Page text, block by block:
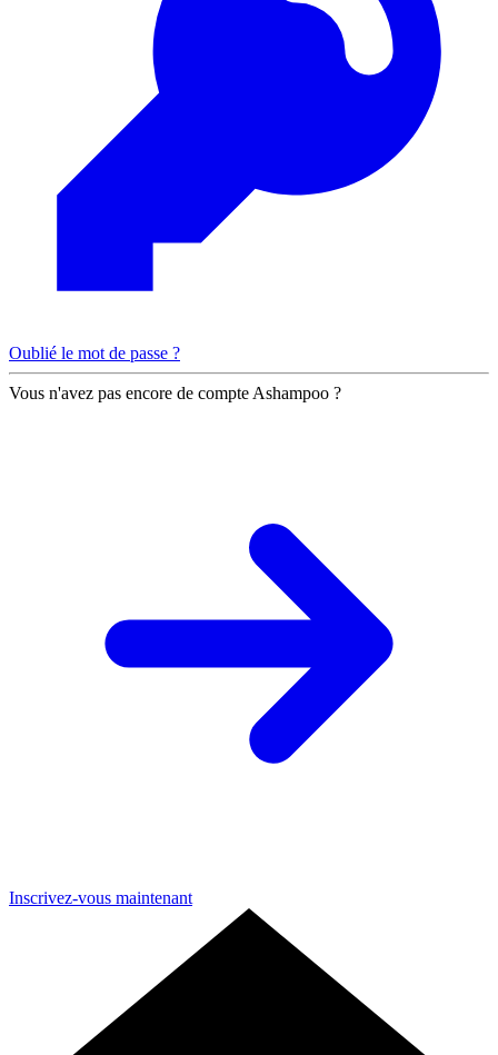
Oublié le mot de passe ?
Vous n'avez pas encore de compte Ashampoo ?
Inscrivez-vous maintenant